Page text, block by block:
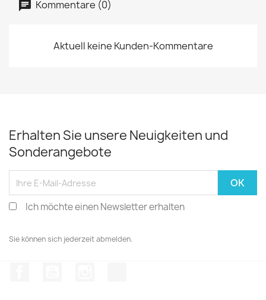
Kommentare (0)
Aktuell keine Kunden-Kommentare
Erhalten Sie unsere Neuigkeiten und
Sonderangebote
Ich möchte einen Newsletter erhalten
Sie können sich jederzeit abmelden.